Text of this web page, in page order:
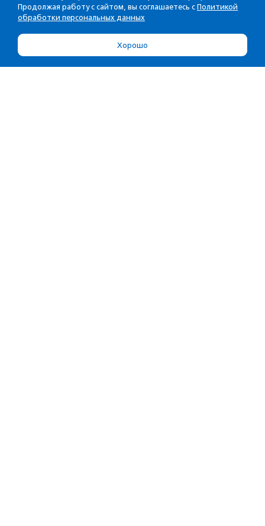
Продолжая работу с сайтом, вы соглашаетесь с Политикой
обработки персональных данных
Хорошо